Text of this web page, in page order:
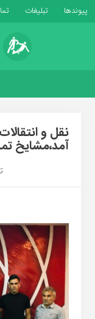
پیوندها تبلیغات
نقل و
آمد،مشایخ